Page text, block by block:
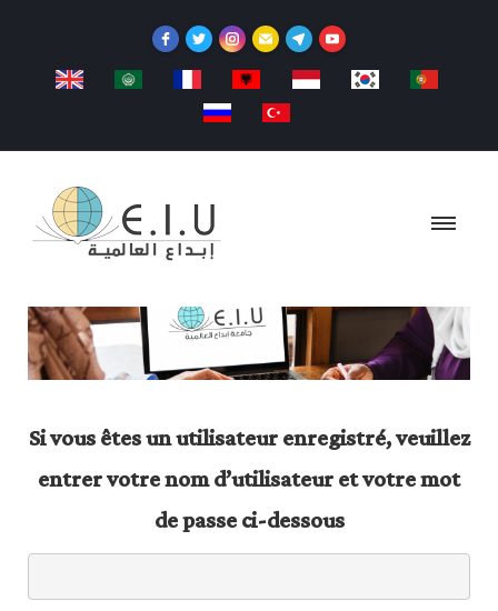
Si vous êtes un utilisateur enregistré, veuillez
entrer votre nom d’utilisateur et votre mot
de passe ci-dessous